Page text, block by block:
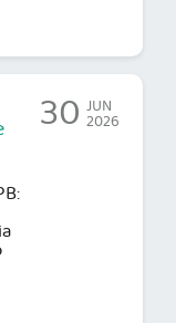
30 JUN
2026